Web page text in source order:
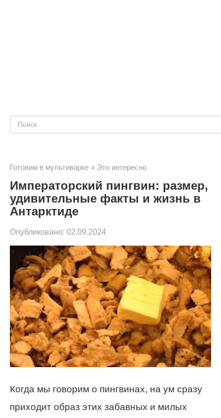
Поиск:
Готовим в мультиварке » Это интересно
Императорский пингвин: размер,
удивительные факты и жизнь в
Антарктиде
Опубликовано: 02.09.2024
Когда мы говорим о пингвинах, на ум сразу
приходит образ этих забавных и милых